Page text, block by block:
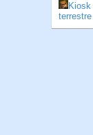
Kiosk
terrestre